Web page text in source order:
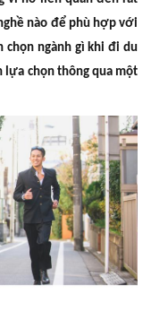
nào để phù hợp với
chọn ngành gì khi đi du
lựa chọn thông qua một